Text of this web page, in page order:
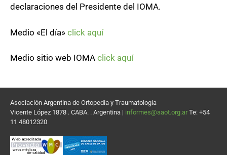
declaraciones del Presidente del IOMA.
Medio «El día» click aquí
Medio sitio web IOMA click aquí
Asociación Argentina de Ortopedia y Traumatología
Vicente López 1878 . CABA. . Argentina | informes@aaot.org.ar Te: +54
11 48012320